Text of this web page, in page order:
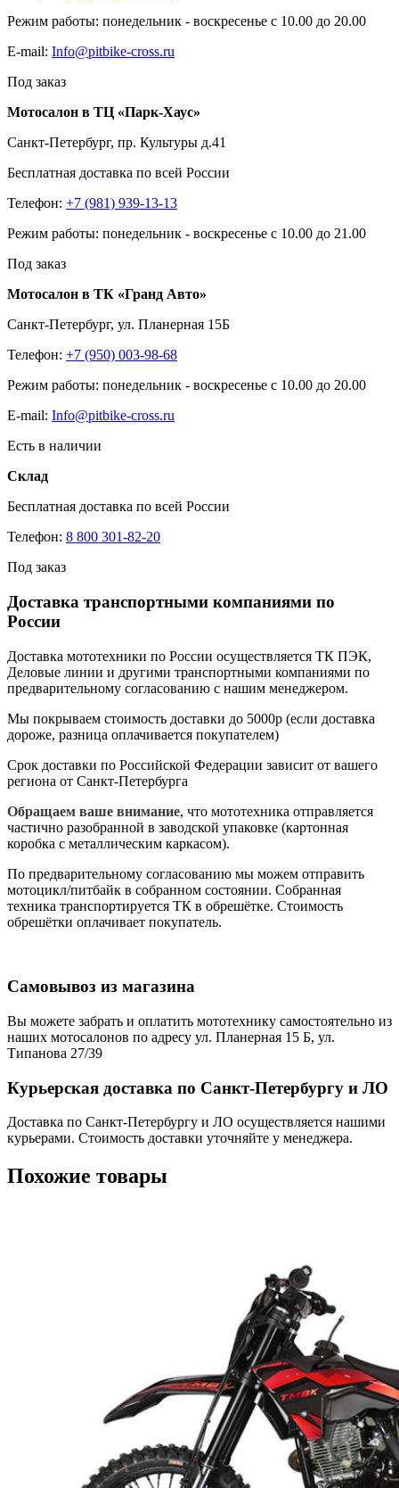
Режим работы: понедельник - воскресенье с 10.00 до 20.00
E-mail: Info@pitbike-cross.ru
Под заказ
Мотосалон в ТЦ «Парк-Хаус»
Санкт-Петербург, пр. Культуры д.41
Бесплатная доставка по всей России
Телефон: +7 (981) 939-13-13
Режим работы: понедельник - воскресенье с 10.00 до 21.00
Под заказ
Мотосалон в ТК «Гранд Авто»
Санкт-Петербург, ул. Планерная 15Б
Телефон: +7 (950) 003-98-68
Режим работы: понедельник - воскресенье с 10.00 до 20.00
E-mail: Info@pitbike-cross.ru
Есть в наличии
Склад
Бесплатная доставка по всей России
Телефон: 8 800 301-82-20
Под заказ
Доставка транспортными компаниями по
России
Доставка мототехники по России осуществляется ТК ПЭК,
Деловые линии и другими транспортными компаниями по
предварительному согласованию с нашим менеджером.
Мы покрываем стоимость доставки до 5000р (если доставка
дороже, разница оплачивается покупателем)
Срок доставки по Российской Федерации зависит от вашего
региона от Санкт-Петербурга
Обращаем ваше внимание, что мототехника отправляется
частично разобранной в заводской упаковке (картонная
коробка с металлическим каркасом).
По предварительному согласованию мы можем отправить
мотоцикл/питбайк в собранном состоянии. Собранная
техника транспортируется ТК в обрешётке. Стоимость
обрешётки оплачивает покупатель.
Самовывоз из магазина
Вы можете забрать и оплатить мототехнику самостоятельно из
наших мотосалонов по адресу ул. Планерная 15 Б, ул.
Типанова 27/39
Курьерская доставка по Санкт-Петербургу и ЛО
Доставка по Санкт-Петербургу и ЛО осуществляется нашими
курьерами. Стоимость доставки уточняйте у менеджера.
Похожие товары